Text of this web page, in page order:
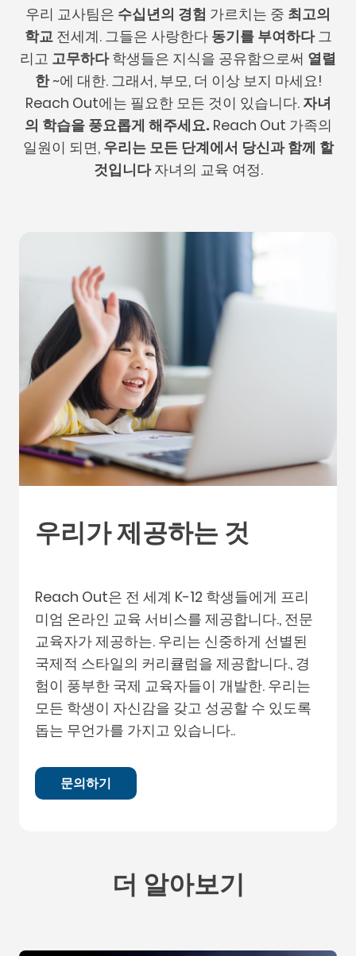
우리 교사팀은 수십년의 경험 가르치는 중 최고의
학교전세계. 그들은 사랑한다 동기를 부여하다그
리고 고무하다학생들은 지식을 공유함으로써 열렬
한~에 대한. 그래서, 부모, 더 이상 보지 마세요!
Reach Out에는 필요한 모든 것이 있습니다. 자녀
의 학습을 풍요롭게 해주세요. Reach Out 가족의
일원이 되면, 우리는 모든 단계에서 당신과 함께 할
것입니다자녀의 교육 여정.
우리가 제공하는 것
Reach Out은 전 세계 K-12 학생들에게 프리
미엄 온라인 교육 서비스를 제공합니다., 전문
교육자가 제공하는. 우리는 신중하게 선별된
국제적 스타일의 커리큘럼을 제공합니다., 경
험이 풍부한 국제 교육자들이 개발한. 우리는
모든 학생이 자신감을 갖고 성공할 수 있도록
돕는 무언가를 가지고 있습니다..
문의하기
더 알아보기